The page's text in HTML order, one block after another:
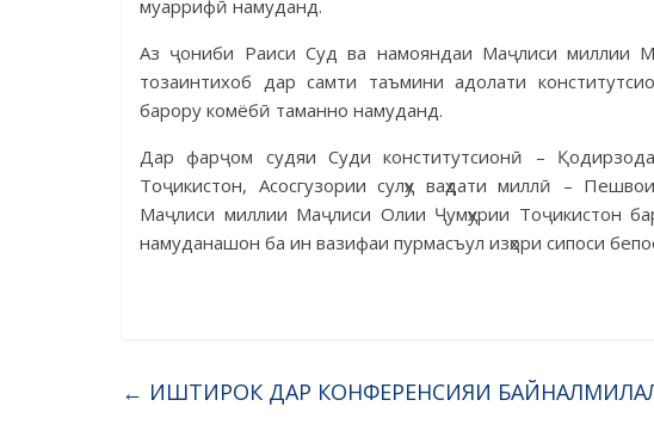
муаррифӣ намуданд.
Аз ҷониби Раиси Суд ва намояндаи Маҷлиси миллии
тозаинтихоб дар самти таъмини адолати
барору комёбӣ таманно намуданд.
Дар фарҷом судяи Суди конститутсионӣ –
Тоҷикистон, Асосгузории сулҳу ваҳдати миллӣ –
Маҷлиси миллии Маҷлиси Олии Ҷумҳурии Тоҷикистон
намуданашон ба ин вазифаи пурмасъул изҳори сипоси
← ИШТИРОК ДАР КОНФЕРЕНСИЯИ